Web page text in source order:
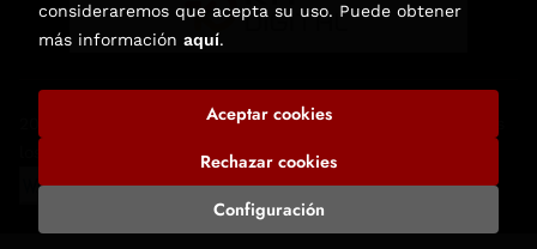
Librería de Libros Nuevos y Usados en Elche
los Derechos Reservados |
Trevenque Group
consideraremos que acepta su uso. Puede obtener
más información aquí.
Configuración
Rechazar cookies
Aceptar cookies